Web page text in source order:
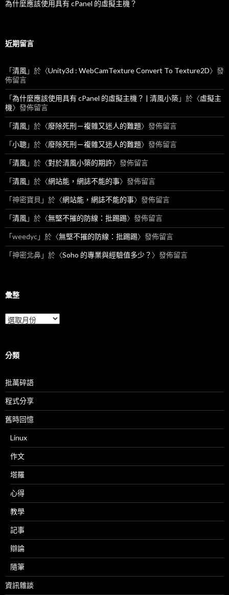
為什麼應該使用具有 cPanel 的虛擬主機？
近期留言
「清風」於〈Unity3d : WebCamTexture Convert To Texture2D〉發
佈留言
「為什麼應該使用具有 cPanel 的虛擬主機？ | 清風小築」於〈虛擬主
機〉發佈留言
「清風」於〈廢除死刑－複雜又迷人的難題〉發佈留言
「小聰 」於〈廢除死刑－複雜又迷人的難題〉發佈留言
「清風」於〈對於清風小築的期許〉發佈留言
「清風」於〈網站能，網誌不能的事〉發佈留言
「神密寶貝 」於〈網站能，網誌不能的事〉發佈留言
「清風」於〈無堅不摧的防線：批踢踢〉發佈留言
「weedyc」於〈無堅不摧的防線：批踢踢〉發佈留言
「神密北鼻」於〈Soho 的專業與經驗值多少？ 〉發佈留言
彙整
彙
整
分類
批萬碎語
程式分享
舊時回憶
Linux
作文
塔羅
心得
教學
記事
辯論
隨筆
資訊雜談